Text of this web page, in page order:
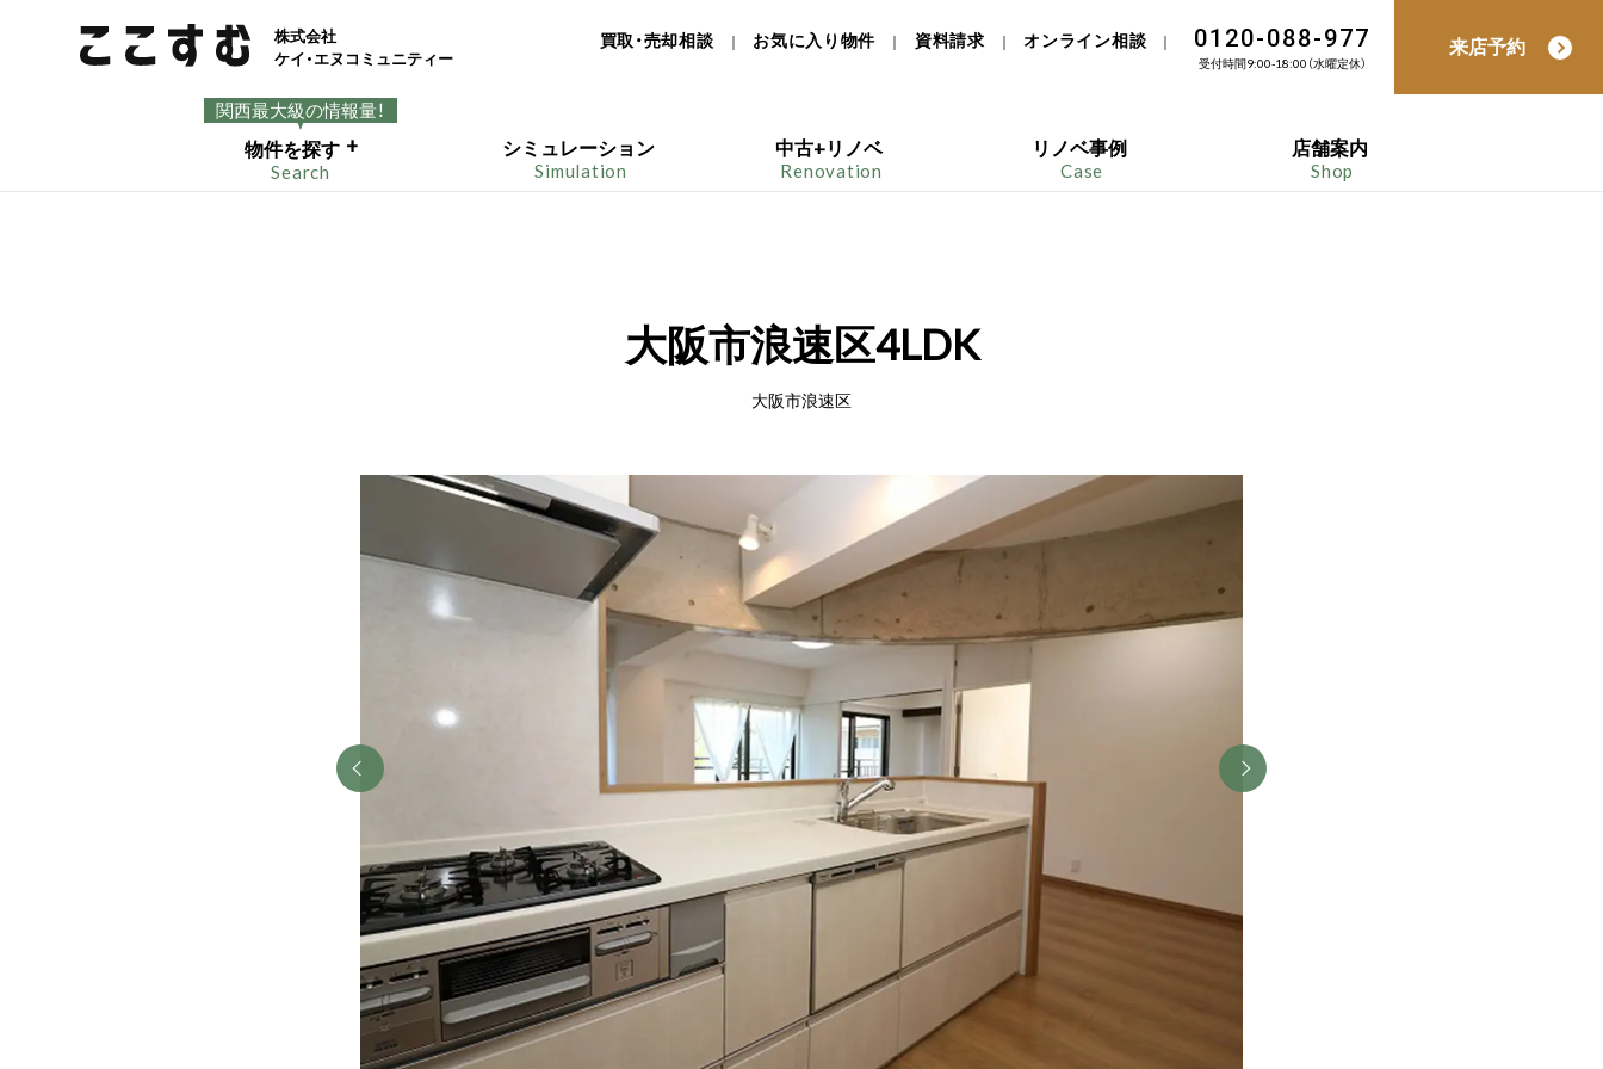
株式会社
ケイ・エヌコミュニティー
来店予約
0120-088-977
受付時間9:00-18:00（水曜定休）
買取・売却相談 ｜ お気に入り物件 ｜ 資料請求 ｜ オンライン相談 ｜
関西最大級の情報量！
物件を探す +
Search
シミュレーション
Simulation
中古+リノベ
Renovation
リノベ事例
Case
店舗案内
Shop
大阪市浪速区4LDK
大阪市浪速区